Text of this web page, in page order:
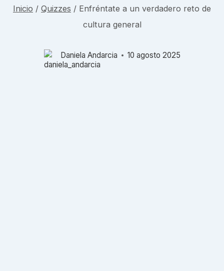
Inicio / Quizzes / Enfréntate a un verdadero reto de
cultura general
Daniela Andarcia 10 agosto 2025